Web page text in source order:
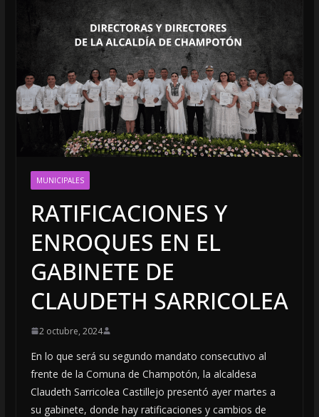
MUNICIPALES
RATIFICACIONES Y
ENROQUES EN EL
GABINETE DE
CLAUDETH SARRICOLEA
2 octubre, 2024
En lo que será su segundo mandato consecutivo al
frente de la Comuna de Champotón, la alcaldesa
Claudeth Sarricolea Castillejo presentó ayer martes a
su gabinete, donde hay ratificaciones y cambios de